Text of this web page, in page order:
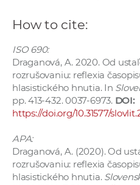
How to cite:
ISO 690:
Draganová, A. 2020. Od
rozrušovaniu: reflexia
hlasistického hnutia. In
pp. 413-432. 0037-6973. DOI:
https://doi.org/10.31577/
APA:
Draganová, A. (2020). Od
rozrušovaniu: reflexia
hlasistického hnutia.